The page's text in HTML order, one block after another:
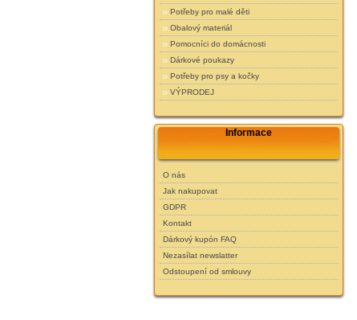
Potřeby pro malé děti
Obalový materiál
Pomocníci do domácnosti
Dárkové poukazy
Potřeby pro psy a kočky
VÝPRODEJ
Informace
O nás
Jak nakupovat
GDPR
Kontakt
Dárkový kupón FAQ
Nezasílat newslatter
Odstoupení od smlouvy